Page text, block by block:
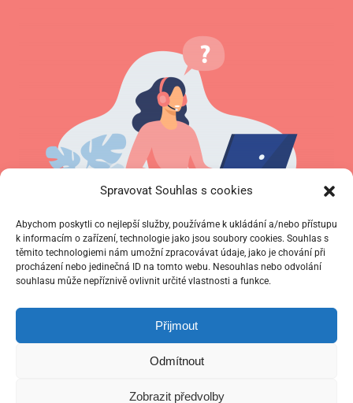
Spravovat Souhlas s cookies
Abychom poskytli co nejlepší služby, používáme k ukládání a/nebo přístupu
k informacím o zařízení, technologie jako jsou soubory cookies. Souhlas s
těmito technologiemi nám umožní zpracovávat údaje, jako je chování při
procházení nebo jedinečná ID na tomto webu. Nesouhlas nebo odvolání
souhlasu může nepříznivě ovlivnit určité vlastnosti a funkce.
Přijmout
Odmítnout
Zobrazit předvolby
Úvodní konzultace zdarma
Společně probereme, jaký jste studijní typ,
jaké máte s jazykem zkušenosti, jaké jsou
vaše cíle a vybereme pro Vás ideální